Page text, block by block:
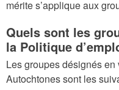
mérite s’applique aux
Quels sont les
la Politique
Les groupes désignés
Autochtones sont les